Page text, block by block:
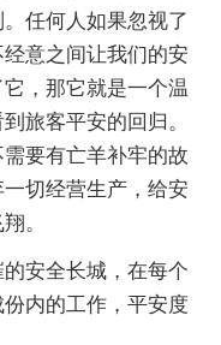
任何人如果忽视了
意之间让我们的安
，那它就是一个温
旅客平安的回归。
要有亡羊补牢的故
切经营生产，给安
。
安全长城，在每个
内的工作，平安度